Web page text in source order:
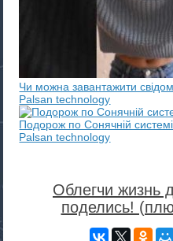
Чи можна завантажити
Palsan technology
Подорож по Сонячній системі
Palsan technology
Облегчи жизнь
поделись!